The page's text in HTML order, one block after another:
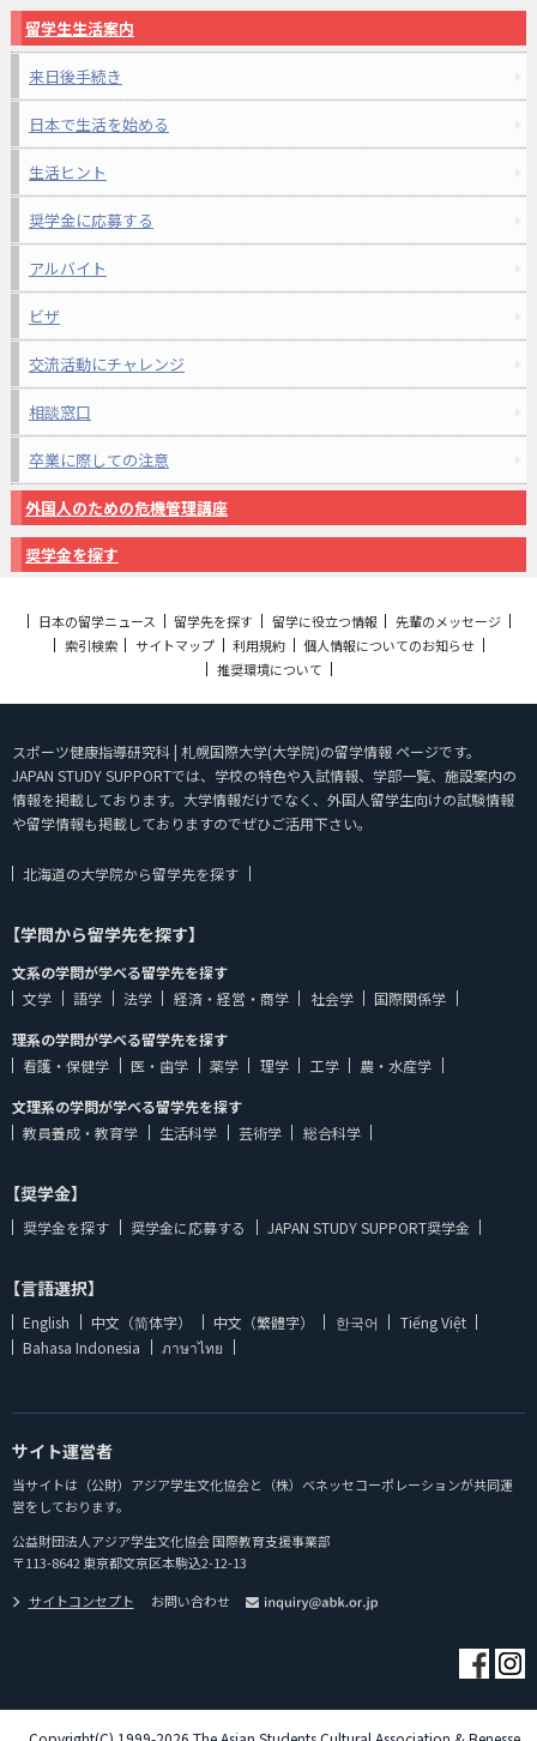
留学生生活案内
来日後手続き
日本で生活を始める
生活ヒント
奨学金に応募する
アルバイト
ビザ
交流活動にチャレンジ
相談窓口
卒業に際しての注意
外国人のための危機管理講座
奨学金を探す
日本の留学ニュース 留学先を探す 留学に役立つ情報
先輩のメッセージ
索引検索
サイトマップ 利用規約
個人情報についてのお知らせ
推奨環境について
スポーツ健康指導研究科 | 札幌国際大学(大学院)の留学情報 ページです。
JAPAN STUDY SUPPORTでは、学校の特色や入試情報、学部一覧、施設案内の
情報を掲載しております。大学情報だけでなく、外国人留学生向けの試験情報
や留学情報も掲載しておりますのでぜひご活用下さい。
北海道の大学院から留学先を探す
【学問から留学先を探す】
文系の学問が学べる留学先を探す
文学
語学 法学 経済・経営・商学 社会学
国際関係学
理系の学問が学べる留学先を探す
看護・保健学
医・歯学 薬学 理学 工学
農・水産学
文理系の学問が学べる留学先を探す
教員養成・教育学
生活科学 芸術学 総合科学
【奨学金】
奨学金を探す 奨学金に応募する JAPAN STUDY SUPPORT奨学金
【言語選択】
English 中文（简体字） 中文（繁體字） 한국어
Tiếng Việt
Bahasa Indonesia
ภาษาไทย
サイト運営者
当サイトは（公財）アジア学生文化協会と（株）ベネッセコーポレーションが共同運
営をしております。
公益財団法人アジア学生文化協会 国際教育支援事業部
〒113-8642 東京都文京区本駒込2-12-13
サイトコンセプト
お問い合わせ